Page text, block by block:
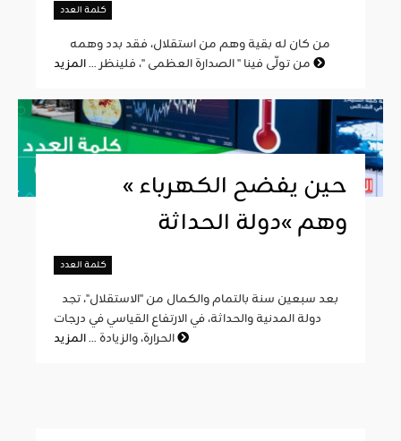
كلمة العدد
من تولّى فينا " الصدارة العظمى "، فلينظر ...
« حين يفضح الكهرباء
وهم »دولة الحداثة
كلمة العدد
دولة المدنية والحداثة، في الارتفاع القياسي في درجات
الحرارة، والزيادة ...